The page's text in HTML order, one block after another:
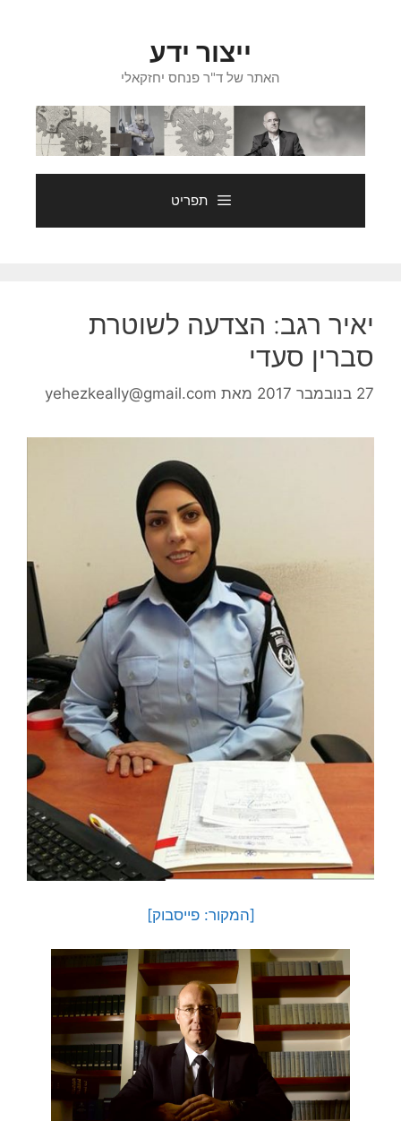
ייצור ידע
האתר של ד"ר פנחס יחזקאלי
תפריט
יאיר רגב: הצדעה לשוטרת
סברין סעדי
27 בנובמבר 2017 מאת yehezkeally@gmail.com
[המקור: פייסבוק]